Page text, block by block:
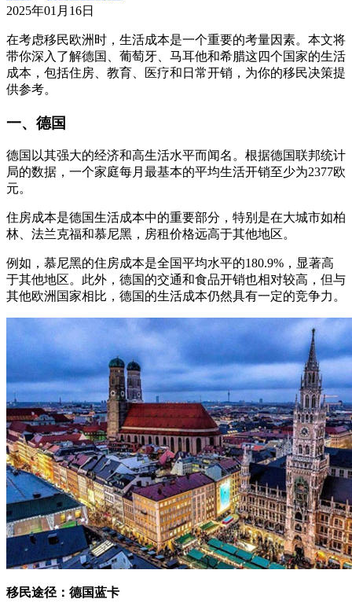
2025年01月16日
在考虑移民欧洲时，生活成本是一个重要的考量因素。本文将
带你深入了解德国、葡萄牙、马耳他和希腊这四个国家的生活
成本，包括住房、教育、医疗和日常开销，为你的移民决策提
供参考。
一、德国
德国以其强大的经济和高生活水平而闻名。根据德国联邦统计
局的数据，一个家庭每月最基本的平均生活开销至少为2377欧
元。
住房成本是德国生活成本中的重要部分，特别是在大城市如柏
林、法兰克福和慕尼黑，房租价格远高于其他地区。
例如，慕尼黑的住房成本是全国平均水平的180.9%，显著高
于其他地区。此外，德国的交通和食品开销也相对较高，但与
其他欧洲国家相比，德国的生活成本仍然具有一定的竞争力。
移民途径：德国蓝卡